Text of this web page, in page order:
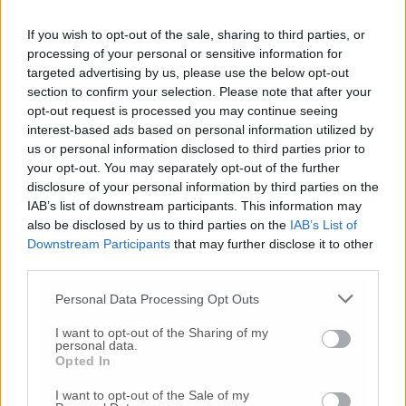
If you wish to opt-out of the sale, sharing to third parties, or
processing of your personal or sensitive information for
targeted advertising by us, please use the below opt-out
section to confirm your selection. Please note that after your
opt-out request is processed you may continue seeing
interest-based ads based on personal information utilized by
us or personal information disclosed to third parties prior to
your opt-out. You may separately opt-out of the further
disclosure of your personal information by third parties on the
IAB’s list of downstream participants. This information may
also be disclosed by us to third parties on the IAB’s List of
Downstream Participants that may further disclose it to other
Personal Data Processing Opt Outs
I want to opt-out of the Sharing of my
personal data.
Opted In
I want to opt-out of the Sale of my
16 Lug-Tragedia a Marzocca,donna travolta e uccisa
da un treno(Foto)
7 Ago-Dà in escandescenze in spiaggia al Passetto.
Arrivano polizia ed Esercito
20 Lug -Cordoglio a Fabriano per la scomparsa
dell’architetto Bruno Rossi
21 Lug-Bomba d’acqua e grandine:strade come fiumi,
auto bloccate.Il bilancio complessivo(Foto-Video)
7 Ago-Schianto sulla Provinciale:dopo 11 giorni
27 Lug- Addio a Giorgio Pavani, per tutti “Bunny”,
storico commerciante di Lay Line
-Choc in spiaggia,tragedia davanti ai
bagnanti:uomo muore annegato
- Incidente sull’asse, un’auto ribaltata:due